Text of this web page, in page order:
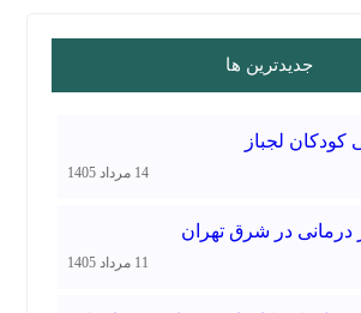
جدیدترین ها
کودکان لجباز
14 مرداد 1405
درمانی در شرق تهران
11 مرداد 1405